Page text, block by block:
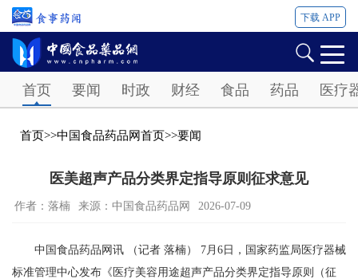
下载 APP
首页 要闻 时政 财经 食品 药品 医疗
首页>>中国食品药品网首页>>要闻
医美超声产品分类界定指导原则征求意见
作者：落楠 来源：中国食品药品网 2026-07-09
中国食品药品网讯 （记者 落楠） 7月6日，国家药监局医疗器械
标准管理中心发布《医疗美容用途超声产品分类界定指导原则（征